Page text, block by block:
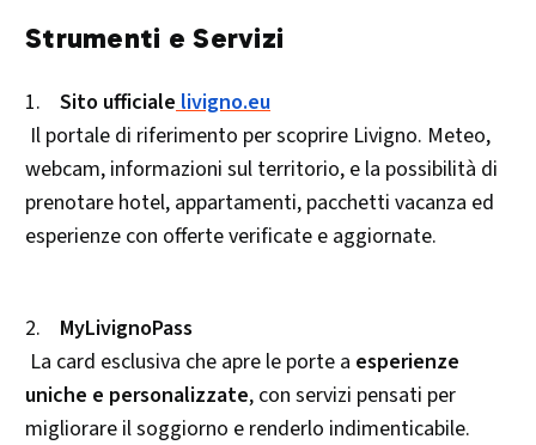
Strumenti e Servizi
1. Sito ufficiale livigno.eu
Il portale di riferimento per scoprire Livigno. Meteo,
webcam, informazioni sul territorio, e la possibilità di
prenotare hotel, appartamenti, pacchetti vacanza ed
esperienze con offerte verificate e aggiornate.
2. MyLivignoPass
La card esclusiva che apre le porte a esperienze
uniche e personalizzate, con servizi pensati per
migliorare il soggiorno e renderlo indimenticabile.